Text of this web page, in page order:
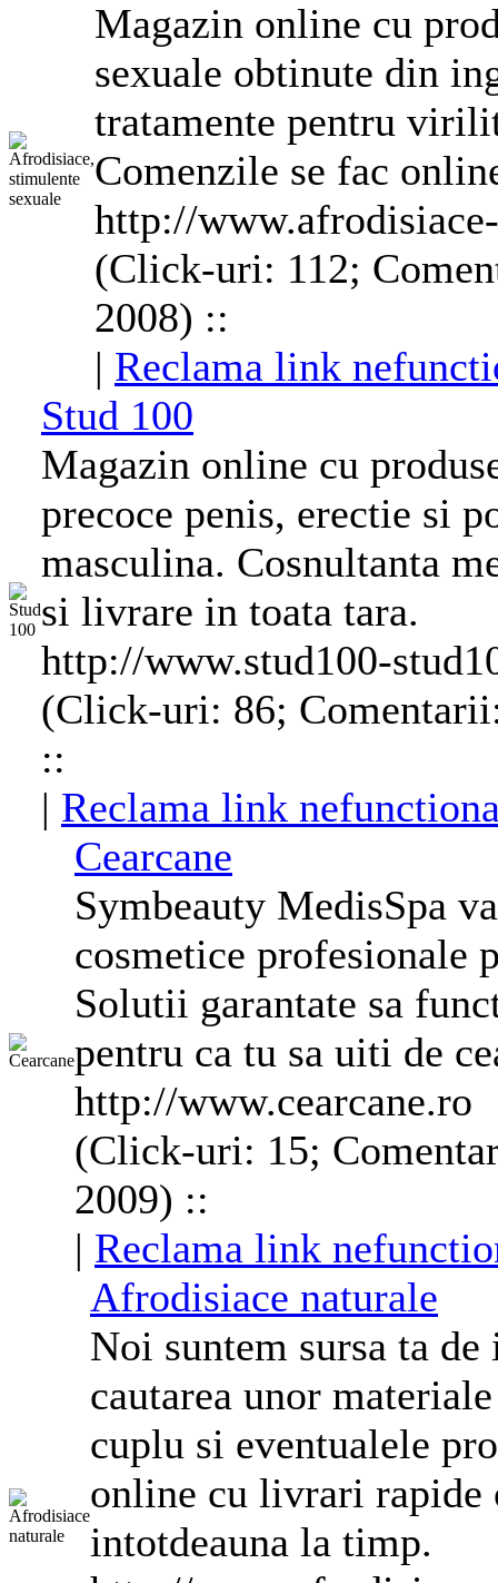
Magazin online cu
sexuale obtinute din
tratamente pentru
Comenzile se fac
http://
(Click-uri: 112;
2008) ::
| Reclama link
Stud 100
Magazin online cu
precoce penis, erectie si
masculina. Cosnultanta
si livrare in toata tara.
http://www.stud100-
(Click-uri: 86;
::
| Reclama link
Cearcane
Symbeauty MedisSpa
cosmetice profesionale
Solutii garantate sa
pentru ca tu sa uiti de
http://www.cearcane.ro
(Click-uri: 15;
2009) ::
| Reclama link
Afrodisiace naturale
Noi suntem sursa ta
cautarea unor
cuplu si eventualele
online cu livrari rapide
intotdeauna la timp.